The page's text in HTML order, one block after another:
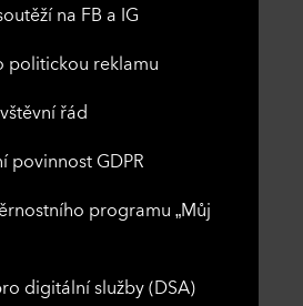
na FB a IG
politickou reklamu
řád
povinnost GDPR
programu „Můj
digitální služby (DSA)